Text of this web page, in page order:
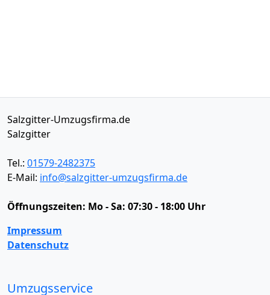
Salzgitter-Umzugsfirma.de
Salzgitter
Tel.: 01579-2482375
E-Mail: info@salzgitter-umzugsfirma.de
Öffnungszeiten: Mo - Sa: 07:30 - 18:00 Uhr
Impressum
Datenschutz
Umzugsservice